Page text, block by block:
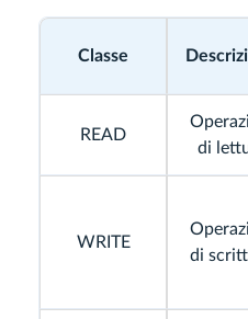
Classe
READ
di
WRITE
di